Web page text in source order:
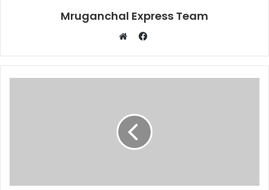
Mruganchal Express Team
Facebook